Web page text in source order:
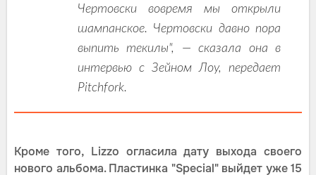
Чертовски вовремя мы открыли
шампанское. Чертовски давно пора
выпить текилы", — сказала она в
интервью с Зейном Лоу, передает
Pitchfork.
Кроме того, Lizzo огласила дату выхода своего
нового альбома. Пластинка "Special" выйдет уже 15